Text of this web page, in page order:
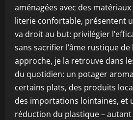
aménagées avec des
literie confortable, présentent
va droit au but: privilégier
sans sacrifier l’âme rustique
approche, je la retrouve dans
du quotidien: un potager
certains plats, des produits
des importations lointaines, et
réduction du plastique – autant